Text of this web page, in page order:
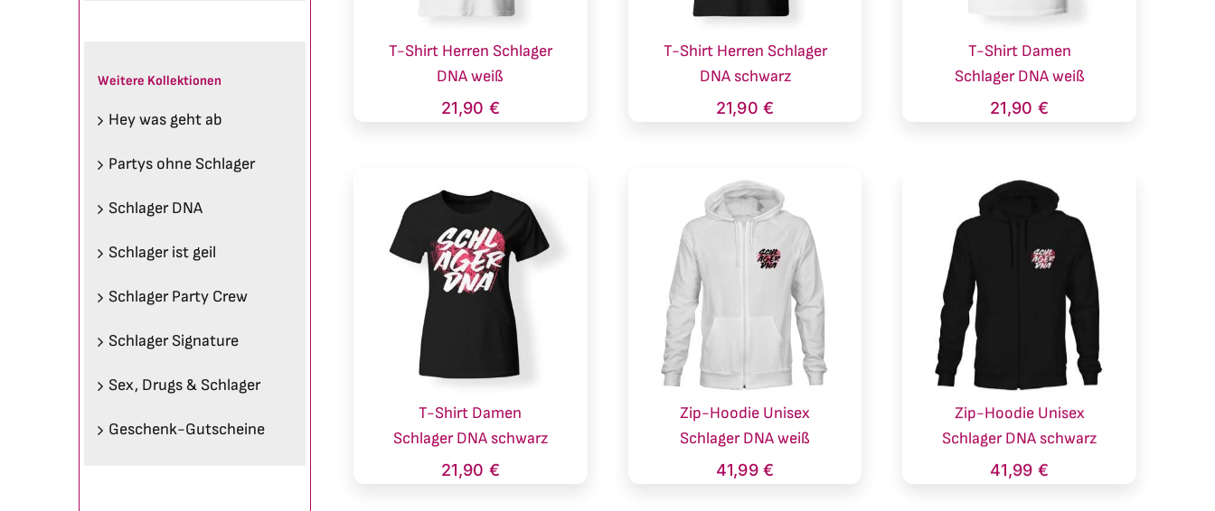
Weitere Kollektionen
Hey was geht ab
Partys ohne Schlager
Schlager DNA
Schlager ist geil
Schlager Party Crew
Schlager Signature
Sex, Drugs & Schlager
Geschenk-Gutscheine
T-Shirt Herren Schlager
DNA weiß
21,90 €
T-Shirt Herren Schlager
DNA schwarz
21,90€
T-Shirt Damen
Schlager DNA weiß
21,90 €
T-Shirt Damen
Schlager DNA schwarz
21,90 €
Zip-Hoodie Unisex
Schlager DNA weiß
41,99€
Zip-Hoodie Unisex
Schlager DNA schwarz
41,99 €